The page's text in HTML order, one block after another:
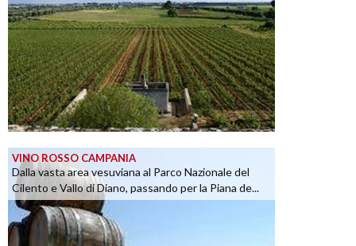
VINO ROSSO CAMPANIA
Dalla vasta area vesuviana al Parco Nazionale del
Cilento e Vallo di Diano, passando per la Piana de...